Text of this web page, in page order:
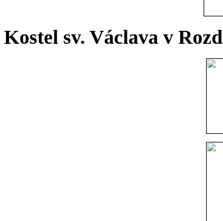
Kostel sv. Václava v